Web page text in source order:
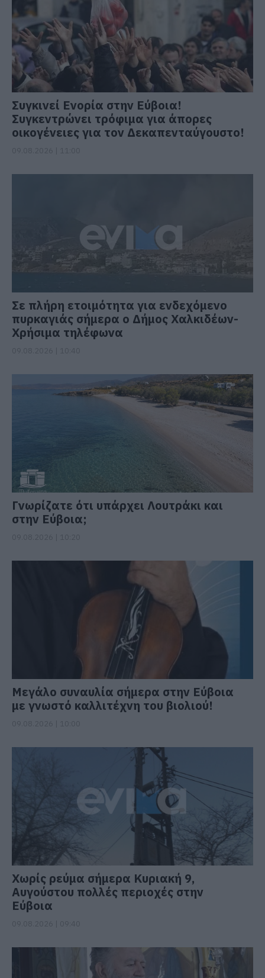
Συγκινεί Ενορία στην Εύβοια!
Συγκεντρώνει τρόφιμα για άπορες
οικογένειες για τον Δεκαπενταύγουστο!
Σε πλήρη ετοιμότητα για ενδεχόμενο
πυρκαγιάς σήμερα ο Δήμος Χαλκιδέων-
Χρήσιμα τηλέφωνα
Γνωρίζατε ότι υπάρχει Λουτράκι και
στην Εύβοια;
Μεγάλο συναυλία σήμερα στην Εύβοια
με γνωστό καλλιτέχνη του βιολιού!
Χωρίς ρεύμα σήμερα Κυριακή 9,
Αυγούστου πολλές περιοχές στην
Εύβοια